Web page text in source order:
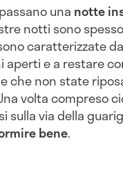
una notte
notti sono
caratterizzate
aperti e a restare
che non state
volta compreso
sulla via della
bene.